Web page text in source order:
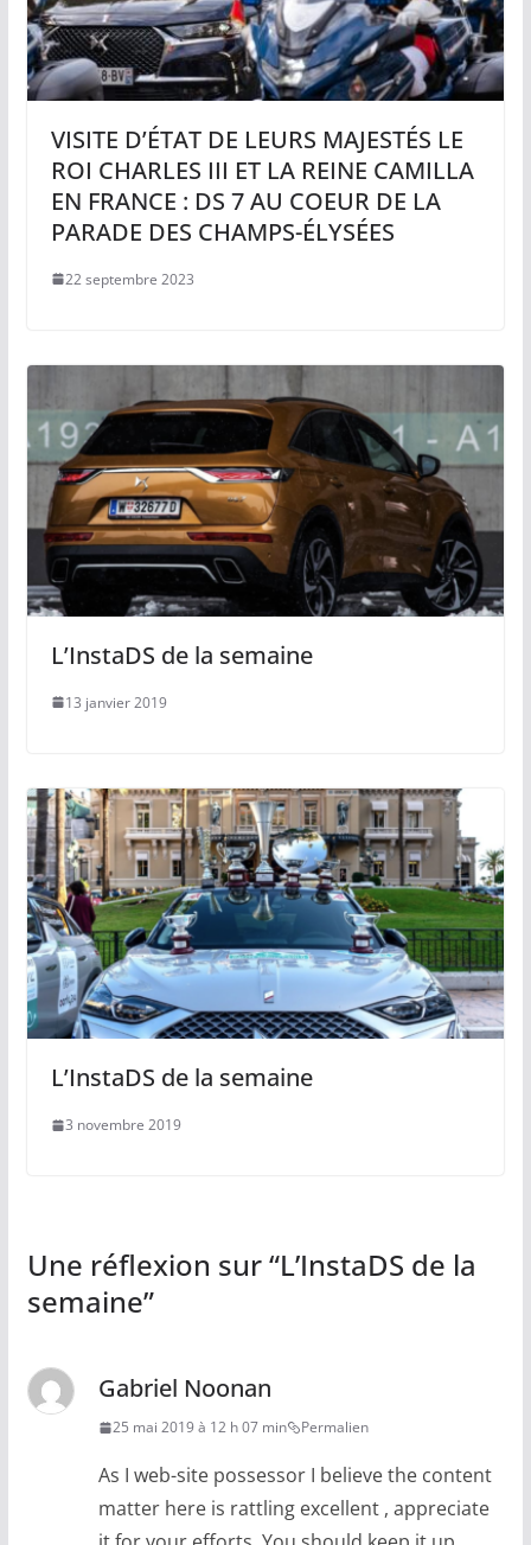
VISITE D’ÉTAT DE LEURS MAJESTÉS LE
ROI CHARLES III ET LA REINE CAMILLA
EN FRANCE : DS 7 AU COEUR DE LA
PARADE DES CHAMPS-ÉLYSÉES
22 septembre 2023
L’InstaDS de la semaine
13 janvier 2019
L’InstaDS de la semaine
3 novembre 2019
Une réflexion sur “L’InstaDS de la
semaine”
Gabriel Noonan
25 mai 2019 à 12 h 07 min Permalien
As I web-site possessor I believe the content
matter here is rattling excellent , appreciate